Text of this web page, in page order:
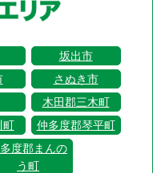
坂出市
さぬき市
木田郡三木町
町
仲多度郡琴平町
度郡まんの
う町